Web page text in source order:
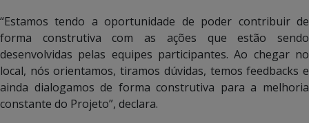
“Estamos tendo a oportunidade de poder contribuir de
forma construtiva com as ações que estão sendo
desenvolvidas pelas equipes participantes. Ao chegar no
local, nós orientamos, tiramos dúvidas, temos feedbacks e
ainda dialogamos de forma construtiva para a melhoria
constante do Projeto”, declara.